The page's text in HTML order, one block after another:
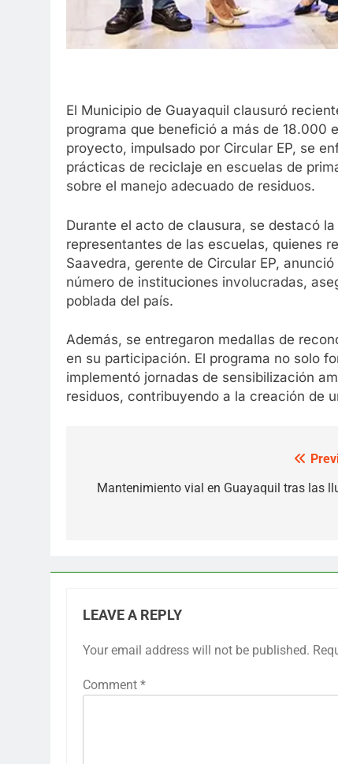
El Municipio de Guayaquil clausuró
programa que benefició a más de 18.000
proyecto, impulsado por Circular EP, se
prácticas de reciclaje en escuelas de
sobre el manejo adecuado de residuos.
Durante el acto de clausura, se destacó
representantes de las escuelas, quienes
Saavedra, gerente de Circular EP,
número de instituciones involucradas,
poblada del país.
Además, se entregaron medallas de
en su participación. El programa no solo
implementó jornadas de sensibilización
residuos, contribuyendo a la creación de
navigation
Mantenimiento vial en Guayaquil tras las
LEAVE A REPLY
Your email address will not be published.
Comment *